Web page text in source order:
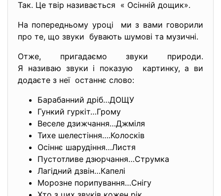
Так. Це твір називається « Осінній дощик».
На попередньому уроці ми з вами говорили
про те, що звуки бувають шумові та музичні.
Отже, пригадаємо звуки природи.
Я називаю звуки і показую картинку, а ви
додаєте з неї останнє слово:
Барабанний дріб…ДОЩУ
Гункий гуркіт…Грому
Веселе дзижчання…Джміля
Тихе шелестіння….Колосків
Осіннє шарудіння…Листя
Пустотливе дзюрчання…Струмка
Лагідний дзвін…Капелі
Морозне порипування…Снігу